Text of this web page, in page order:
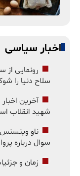
اخبار سیاسی
رونمایی از
سلاح دنیا را
آخرین
شهید انقلاب
سوال درباره پرواز
زمان و